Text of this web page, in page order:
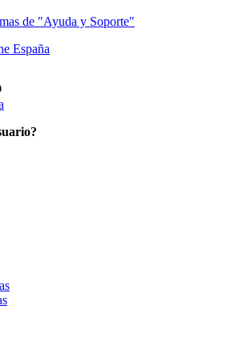
de "Ayuda y Soporte"